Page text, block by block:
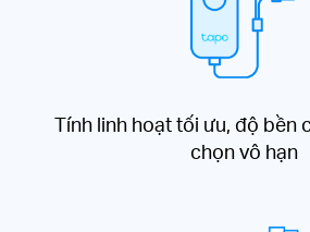
Tính linh hoạt tối ưu, độ bền
chọn vô hạn